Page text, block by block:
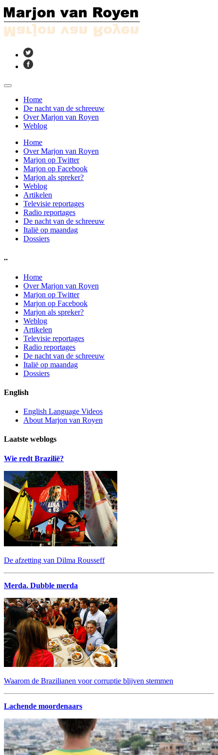
Home
De nacht van de schreeuw
Over Marjon van Royen
Weblog
Home
Over Marjon van Royen
Marjon op Twitter
Marjon op Facebook
Marjon als spreker?
Weblog
Artikelen
Televisie reportages
Radio reportages
De nacht van de schreeuw
Italië op maandag
Dossiers
..
Home
Over Marjon van Royen
Marjon op Twitter
Marjon op Facebook
Marjon als spreker?
Weblog
Artikelen
Televisie reportages
Radio reportages
De nacht van de schreeuw
Italië op maandag
Dossiers
English
English Language Videos
About Marjon van Royen
Laatste weblogs
Wie redt Brazilië?
De afzetting van Dilma Rousseff
Merda. Dubble merda
Waarom de Brazilianen voor corruptie blijven stemmen
Lachende moordenaars